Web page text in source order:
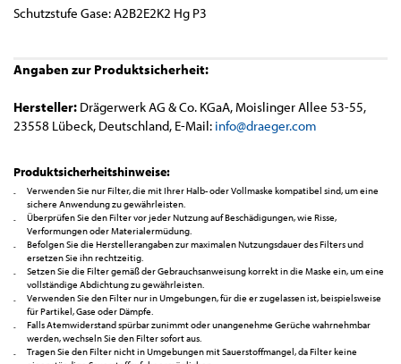
Schutzstufe Gase: A2B2E2K2 Hg P3
Angaben zur Produktsicherheit:
Hersteller: Drägerwerk AG & Co. KGaA, Moislinger Allee 53-55,
23558 Lübeck, Deutschland, E-Mail: info@draeger.com
Produktsicherheitshinweise:
Verwenden Sie nur Filter, die mit Ihrer Halb- oder Vollmaske kompatibel sind, um eine
sichere Anwendung zu gewährleisten.
Überprüfen Sie den Filter vor jeder Nutzung auf Beschädigungen, wie Risse,
Verformungen oder Materialermüdung.
Befolgen Sie die Herstellerangaben zur maximalen Nutzungsdauer des Filters und
ersetzen Sie ihn rechtzeitig.
Setzen Sie die Filter gemäß der Gebrauchsanweisung korrekt in die Maske ein, um eine
vollständige Abdichtung zu gewährleisten.
Verwenden Sie den Filter nur in Umgebungen, für die er zugelassen ist, beispielsweise
für Partikel, Gase oder Dämpfe.
Falls Atemwiderstand spürbar zunimmt oder unangenehme Gerüche wahrnehmbar
werden, wechseln Sie den Filter sofort aus.
Tragen Sie den Filter nicht in Umgebungen mit Sauerstoffmangel, da Filter keine